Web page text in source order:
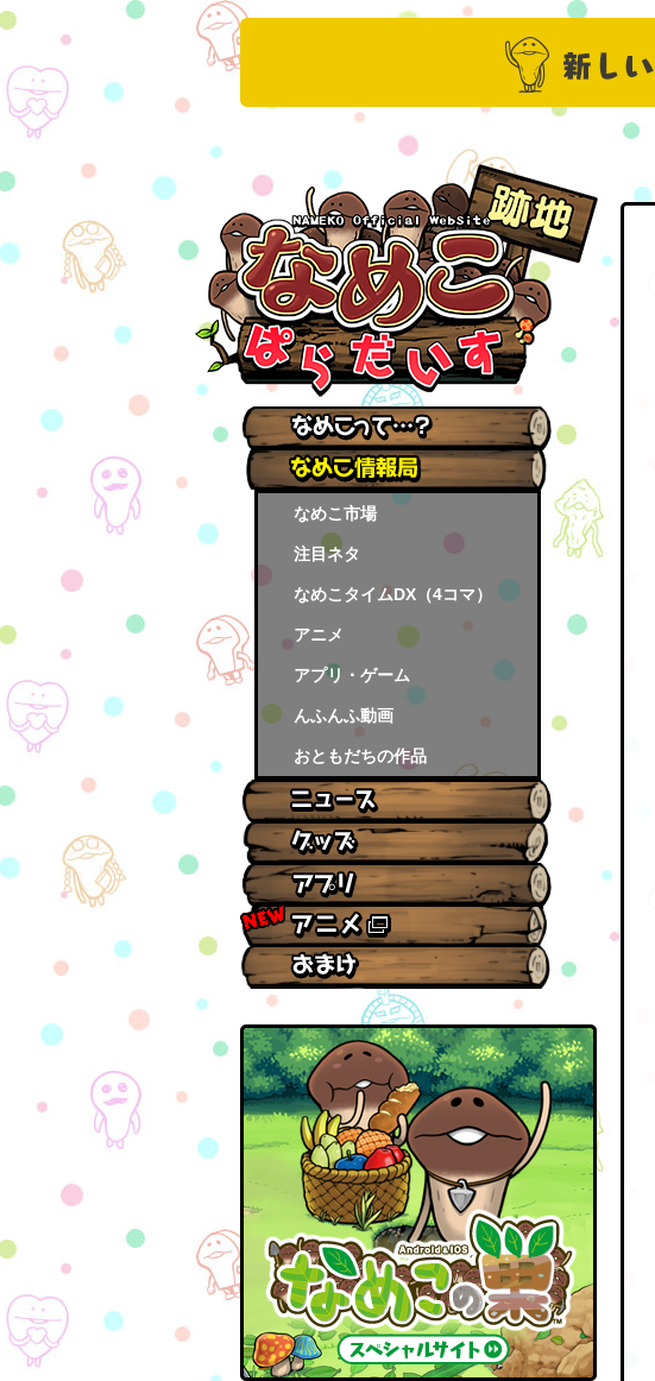
なめこ市場
注目ネタ
なめこタイムDX（4コマ）
アニメ
アプリ・ゲーム
んふんふ動画
おともだちの作品